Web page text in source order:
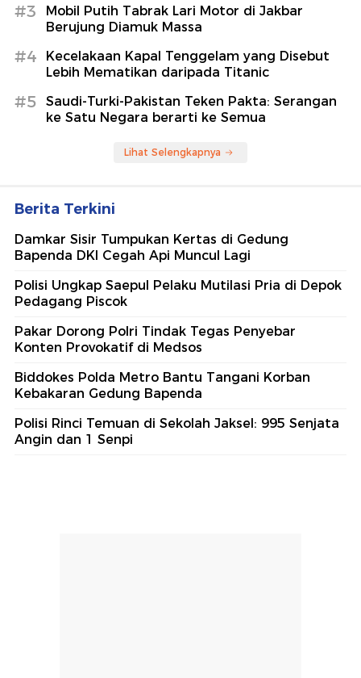
#3
Mobil Putih Tabrak Lari Motor di Jakbar
Berujung Diamuk Massa
#4
Kecelakaan Kapal Tenggelam yang Disebut
Lebih Mematikan daripada Titanic
#5
Saudi-Turki-Pakistan Teken Pakta: Serangan
ke Satu Negara berarti ke Semua
Lihat Selengkapnya
Berita Terkini
Damkar Sisir Tumpukan Kertas di Gedung
Bapenda DKI Cegah Api Muncul Lagi
Polisi Ungkap Saepul Pelaku Mutilasi Pria di Depok
Pedagang Piscok
Pakar Dorong Polri Tindak Tegas Penyebar
Konten Provokatif di Medsos
Biddokes Polda Metro Bantu Tangani Korban
Kebakaran Gedung Bapenda
Polisi Rinci Temuan di Sekolah Jaksel: 995 Senjata
Angin dan 1 Senpi